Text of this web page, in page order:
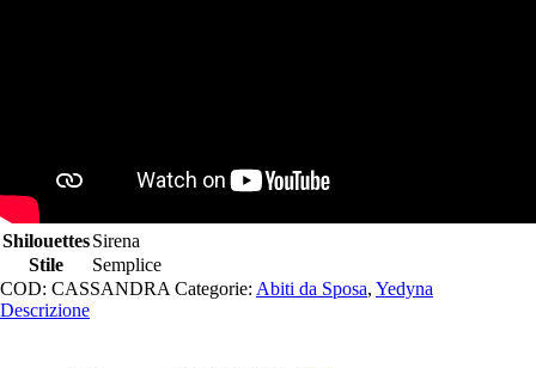
ShilouettesSirena
Stile
Semplice
COD: CASSANDRA Categorie: Abiti da Sposa, Yedyna
Descrizione